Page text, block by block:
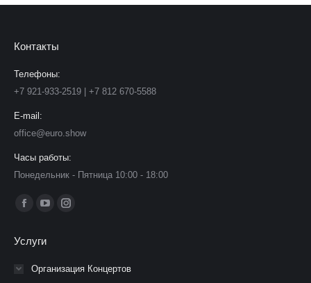
Контакты
Телефоны:
+7 921-933-2519 | +7 812 670-5588
E-mail:
office@euro.show
Часы работы:
Понедельник - Пятница 10:00 - 18:00
Ищите нас:
Страница
открывается
Страница
открывается
в
Страница
в
Услуги
Организация Концертов